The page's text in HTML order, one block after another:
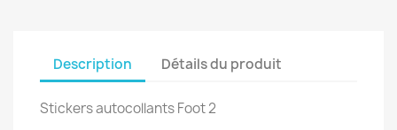
Description Détails du produit
Stickers autocollants Foot 2